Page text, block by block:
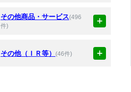
その他商品・サービス(496
件)
その他（ＩＲ等） (46件)